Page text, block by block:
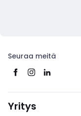
Seuraa meitä
Yritys